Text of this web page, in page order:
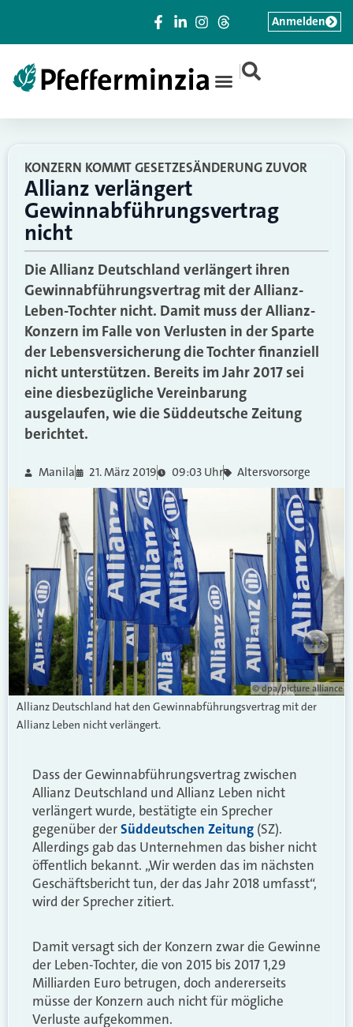
|
Anmelden
KONZERN KOMMT GESETZESÄNDERUNG ZUVOR
Allianz verlängert
Gewinnabführungsvertrag
nicht
Die Allianz Deutschland verlängert ihren
Gewinnabführungsvertrag mit der Allianz-
Leben-Tochter nicht. Damit muss der Allianz-
Konzern im Falle von Verlusten in der Sparte
der Lebensversicherung die Tochter finanziell
nicht unterstützen. Bereits im Jahr 2017 sei
eine diesbezügliche Vereinbarung
ausgelaufen, wie die Süddeutsche Zeitung
berichtet.
Manila 21. März 2019 09:03 Uhr Altersvorsorge
© dpa/picture alliance
Allianz Deutschland hat den Gewinnabführungsvertrag mit der
Allianz Leben nicht verlängert.
Dass der Gewinnabführungsvertrag zwischen
Allianz Deutschland und Allianz Leben nicht
verlängert wurde, bestätigte ein Sprecher
gegenüber derSüddeutschen Zeitung (SZ).
Allerdings gab das Unternehmen das bisher nicht
öffentlich bekannt. „Wir werden das im nächsten
Geschäftsbericht tun, der das Jahr 2018 umfasst“,
wird der Sprecher zitiert.
Damit versagt sich der Konzern zwar die Gewinne
der Leben-Tochter, die von 2015 bis 2017 1,29
Milliarden Euro betrugen, doch andererseits
müsse der Konzern auch nicht für mögliche
Verluste aufgekommen.